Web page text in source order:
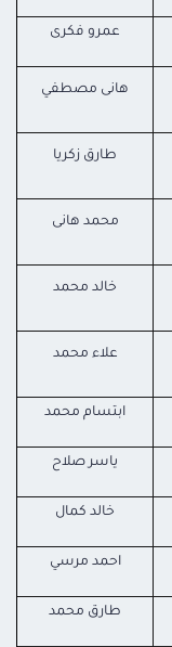
عمرو فكرى
هانى مصطفي
طارق زكريا
محمد هانى
خالد محمد
علاء محمد
ابتسام محمد
ياسر صلاح
خالد كمال
احمد مرسي
طارق محمد